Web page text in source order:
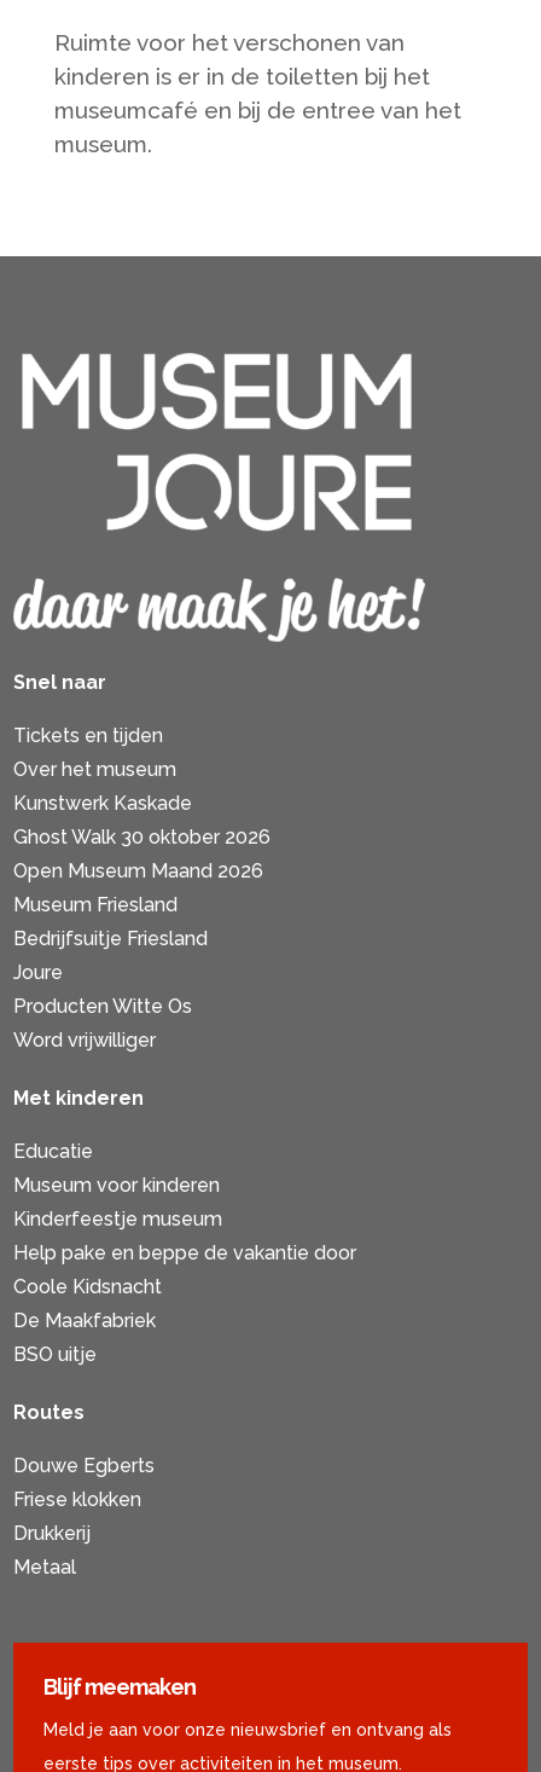
Ruimte voor het verschonen van
kinderen is er in de toiletten bij het
museumcafé en bij de entree van het
museum.
Snel naar
Tickets en tijden
Over het museum
Kunstwerk Kaskade
Ghost Walk 30 oktober 2026
Open Museum Maand 2026
Museum Friesland
Bedrijfsuitje Friesland
Joure
Producten Witte Os
Word vrijwilliger
Met kinderen
Educatie
Museum voor kinderen
Kinderfeestje museum
Help pake en beppe de vakantie door
Coole Kidsnacht
De Maakfabriek
BSO uitje
Routes
Douwe Egberts
Friese klokken
Drukkerij
Metaal
Blijf meemaken
Meld je aan voor onze nieuwsbrief en ontvang als
eerste tips over activiteiten in het museum.